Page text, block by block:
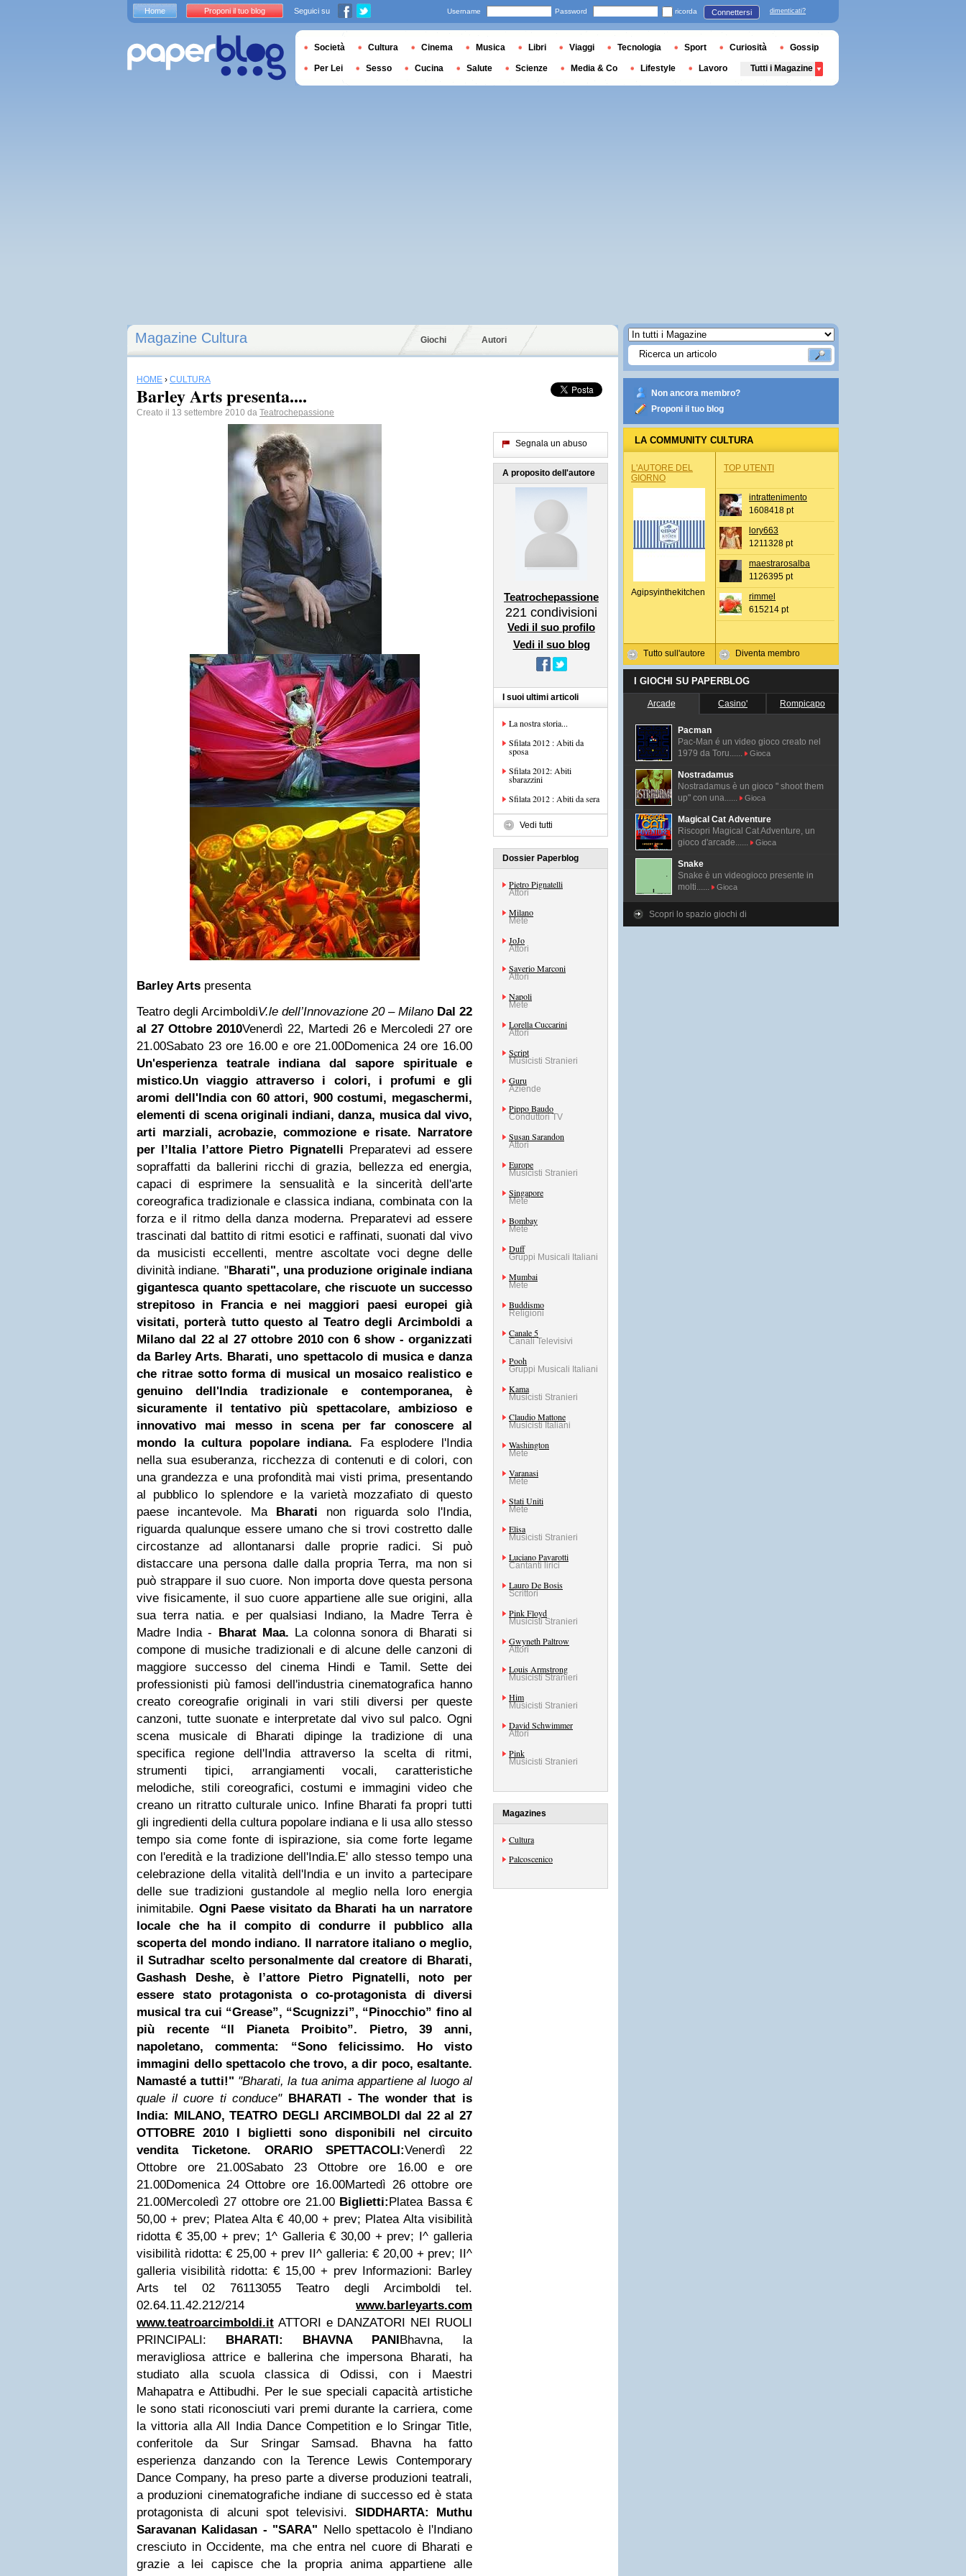
Magazine Cultura Giochi Autori
HOME › CULTURA
Barley Arts presenta....
Creato il 13 settembre 2010 da Teatrochepassione
Barley Arts presenta
Teatro degli ArcimboldiV.le dell’Innovazione 20 – Milano Dal 22
al 27 Ottobre 2010Venerdì 22, Martedi 26 e Mercoledi 27 ore
21.00Sabato 23 ore 16.00 e ore 21.00Domenica 24 ore 16.00
Un'esperienza teatrale indiana dal sapore spirituale e
mistico.Un viaggio attraverso i colori, i profumi e gli
aromi dell'India con 60 attori, 900 costumi, megaschermi,
elementi di scena originali indiani, danza, musica dal vivo,
arti marziali, acrobazie, commozione e risate. Narratore
per l’Italia l’attore Pietro Pignatelli Preparatevi ad essere
sopraffatti da ballerini ricchi di grazia, bellezza ed energia,
capaci di esprimere la sensualità e la sincerità dell'arte
coreografica tradizionale e classica indiana, combinata con la
forza e il ritmo della danza moderna. Preparatevi ad essere
trascinati dal battito di ritmi esotici e raffinati, suonati dal vivo
da musicisti eccellenti, mentre ascoltate voci degne delle
divinità indiane. "Bharati", una produzione originale indiana
gigantesca quanto spettacolare, che riscuote un successo
strepitoso in Francia e nei maggiori paesi europei già
visitati, porterà tutto questo al Teatro degli Arcimboldi a
Milano dal 22 al 27 ottobre 2010 con 6 show - organizzati
da Barley Arts. Bharati, uno spettacolo di musica e danza
che ritrae sotto forma di musical un mosaico realistico e
genuino dell'India tradizionale e contemporanea, è
sicuramente il tentativo più spettacolare, ambizioso e
innovativo mai messo in scena per far conoscere al
mondo la cultura popolare indiana. Fa esplodere l'India
nella sua esuberanza, ricchezza di contenuti e di colori, con
una grandezza e una profondità mai visti prima, presentando
al pubblico lo splendore e la varietà mozzafiato di questo
paese incantevole.
Ma Bharati non riguarda solo l'India,
riguarda qualunque essere umano che si trovi costretto dalle
circostanze ad allontanarsi dalle proprie radici. Si può
distaccare una persona dalle dalla propria Terra, ma non si
può strappare il suo cuore. Non importa dove questa persona
vive fisicamente, il suo cuore appartiene alle sue origini, alla
sua terra natia. e per qualsiasi Indiano, la Madre Terra è
Madre India - Bharat Maa. La colonna sonora di Bharati si
compone di musiche tradizionali e di alcune delle canzoni di
maggiore successo del cinema Hindi e Tamil. Sette dei
professionisti più famosi dell'industria cinematografica hanno
creato coreografie originali in vari stili diversi per queste
canzoni, tutte suonate e interpretate dal vivo sul palco. Ogni
scena musicale di Bharati dipinge la tradizione di una
specifica regione dell'India attraverso la scelta di ritmi,
strumenti tipici, arrangiamenti vocali, caratteristiche
melodiche, stili coreografici, costumi e immagini video che
creano un ritratto culturale unico. Infine Bharati fa propri tutti
gli ingredienti della cultura popolare indiana e li usa allo stesso
tempo sia come fonte di ispirazione, sia come forte legame
con l'eredità e la tradizione dell'India.E' allo stesso tempo una
celebrazione della vitalità dell'India e un invito a partecipare
delle sue tradizioni gustandole al meglio nella loro energia
inimitabile. Ogni Paese visitato da Bharati ha un narratore
locale che ha il compito di condurre il pubblico alla
scoperta del mondo indiano. Il narratore italiano o meglio,
il Sutradhar scelto personalmente dal creatore di Bharati,
Gashash Deshe, è l’attore Pietro Pignatelli, noto per
essere stato protagonista o co-protagonista di diversi
musical tra cui “Grease”, “Scugnizzi”, “Pinocchio” fino al
più recente “Il Pianeta Proibito”. Pietro, 39 anni,
napoletano, commenta: “Sono felicissimo. Ho visto
immagini dello spettacolo che trovo, a dir poco, esaltante.
Namasté a tutti!" "Bharati, la tua anima appartiene al luogo al
quale il cuore ti conduce" BHARATI - The wonder that is
India: MILANO, TEATRO DEGLI ARCIMBOLDI dal 22 al 27
OTTOBRE 2010
I biglietti sono disponibili nel circuito
vendita Ticketone. ORARIO SPETTACOLI:Venerdì 22
Ottobre ore 21.00Sabato 23 Ottobre ore 16.00 e ore
21.00Domenica 24 Ottobre ore 16.00Martedì 26 ottobre ore
21.00Mercoledì 27 ottobre ore 21.00 Biglietti:Platea Bassa €
50,00 + prev; Platea Alta € 40,00 + prev; Platea Alta visibilità
ridotta € 35,00 + prev; 1^ Galleria € 30,00 + prev; I^ galleria
visibilità ridotta: € 25,00 + prev II^ galleria: € 20,00 + prev; II^
galleria visibilità ridotta: € 15,00 + prev Informazioni: Barley
Arts tel 02 76113055 Teatro degli Arcimboldi tel.
02.64.11.42.212/214
www.barleyarts.com
www.teatroarcimboldi.it ATTORI e DANZATORI NEI RUOLI
PRINCIPALI:
BHARATI: BHAVNA PANIBhavna, la
meravigliosa attrice e ballerina che impersona Bharati, ha
studiato alla scuola classica di Odissi, con i Maestri
Mahapatra e Attibudhi. Per le sue speciali capacità artistiche
le sono stati riconosciuti vari premi durante la carriera, come
la vittoria alla All India Dance Competition e lo Sringar Title,
conferitole da Sur Sringar Samsad. Bhavna ha fatto
esperienza danzando con la Terence Lewis Contemporary
Dance Company, ha preso parte a diverse produzioni teatrali,
a produzioni cinematografiche indiane di successo ed è stata
protagonista di alcuni spot televisivi.
SIDDHARTA: Muthu
Saravanan Kalidasan - "SARA" Nello spettacolo è l'Indiano
cresciuto in Occidente, ma che entra nel cuore di Bharati e
grazie a lei capisce che la propria anima appartiene alle
Segnala un abuso
A proposito dell'autore
Teatrochepassione
221 condivisioni
Vedi il suo profilo
Vedi il suo blog
I suoi ultimi articoli
La nostra storia...
Sfilata 2012 : Abiti da
sposa
Sfilata 2012: Abiti
sbarazzini
Sfilata 2012 : Abiti da sera
Vedi tutti
Dossier Paperblog
Pietro Pignatelli
Attori
Milano
Mete
JoJo
Attori
Saverio Marconi
Attori
Napoli
Mete
Lorella Cuccarini
Attori
Script
Musicisti Stranieri
Guru
Aziende
Pippo Baudo
Conduttori TV
Susan Sarandon
Attori
Europe
Musicisti Stranieri
Singapore
Mete
Bombay
Mete
Duff
Gruppi Musicali Italiani
Mumbai
Mete
Buddismo
Religioni
Canale 5
Canali Televisivi
Pooh
Gruppi Musicali Italiani
Kama
Musicisti Stranieri
Claudio Mattone
Musicisti Italiani
Washington
Mete
Varanasi
Mete
Stati Uniti
Mete
Elisa
Musicisti Stranieri
Luciano Pavarotti
Cantanti lirici
Lauro De Bosis
Scrittori
Pink Floyd
Musicisti Stranieri
Gwyneth Paltrow
Attori
Louis Armstrong
Musicisti Stranieri
Him
Musicisti Stranieri
David Schwimmer
Attori
Pink
Musicisti Stranieri
Magazines
Cultura
Palcoscenico
Non ancora membro?
Proponi il tuo blog
LA COMMUNITY CULTURA
L'AUTORE DEL
GIORNO
Agipsyinthekitchen
Tutto sull'autore
TOP UTENTI
intrattenimento
1608418 pt
lory663
1211328 pt
maestrarosalba
1126395 pt
rimmel
615214 pt
Diventa membro
I GIOCHI SU PAPERBLOG
Arcade Casino' Rompicapo
Pacman
Pac-Man é un video gioco creato nel
1979 da Toru......
Gioca
Nostradamus
Nostradamus è un gioco " shoot them
up" con una......
Gioca
Magical Cat Adventure
Riscopri Magical Cat Adventure, un
gioco d'arcade......
Gioca
Snake
Snake è un videogioco presente in
molti......
Gioca
Scopri lo spazio giochi di
Home Proponi il tuo blog Seguici su Username Password ricorda Connettersi dimenticati?
Società Cultura Cinema Musica Libri Viaggi Tecnologia Sport Curiosità Gossip
Per Lei Sesso Cucina Salute Scienze Media & Co Lifestyle Lavoro Tutti i Magazine